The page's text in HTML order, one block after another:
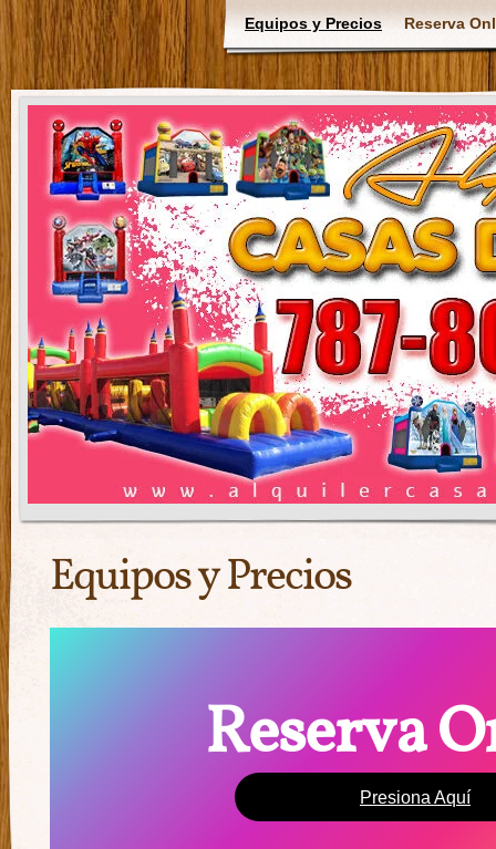
Equipos y Precios Reserva
Equipos y Precios
Reserva
Presiona Aquí